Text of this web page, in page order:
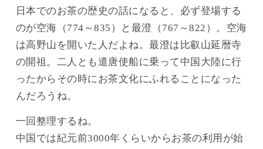
日本でのお茶の歴史の話になると、必ず登場する
のが空海（774～835）と最澄（767～822）。空海
は高野山を開いた人だよね。最澄は比叡山延暦寺
の開祖。二人とも遣唐使船に乗って中国大陸に行
ったからその時にお茶文化にふれることになった
んだろうね。
一回整理するね。
中国では紀元前3000年くらいからお茶の利用が始